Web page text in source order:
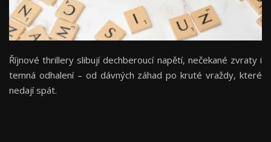
Říjnové thrillery slibují dechberoucí napětí, nečekané zvraty i
temná odhalení – od dávných záhad po kruté vraždy, které
nedají spát.